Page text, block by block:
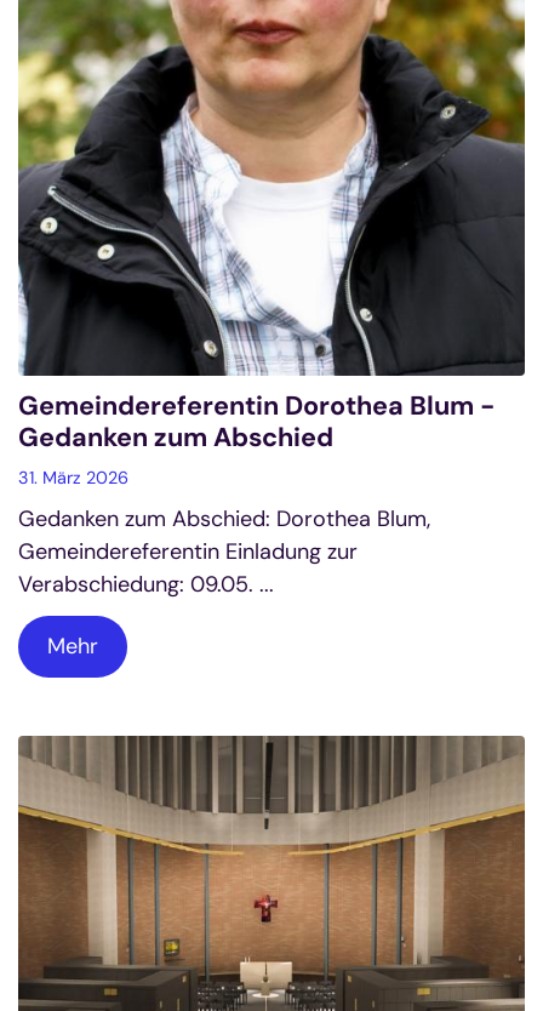
Gemeindereferentin Dorothea Blum -
Gedanken zum Abschied
31. März 2026
Gedanken zum Abschied: Dorothea Blum,
Gemeindereferentin Einladung zur
Verabschiedung: 09.05. ...
Mehr